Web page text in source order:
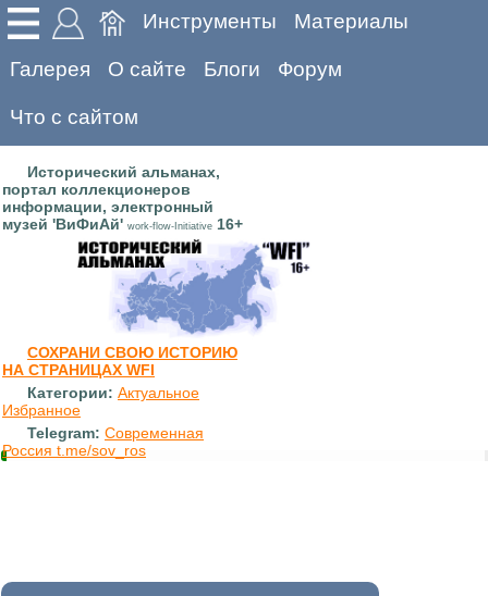
Инструменты Материалы
Галерея О сайте Блоги Форум
Что с сайтом
Исторический альманах,
портал коллекционеров
информации, электронный
музей 'ВиФиАй' work-flow-Initiative 16+
СОХРАНИ СВОЮ ИСТОРИЮ
НА СТРАНИЦАХ WFI
Категории: Актуальное
Избранное
Telegram: Современная
Россия t.me/sov_ros